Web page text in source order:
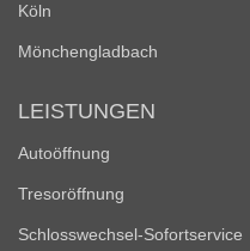
Köln
Mönchengladbach
LEISTUNGEN
Autoöffnung
Tresoröffnung
Schlosswechsel-Sofortservice